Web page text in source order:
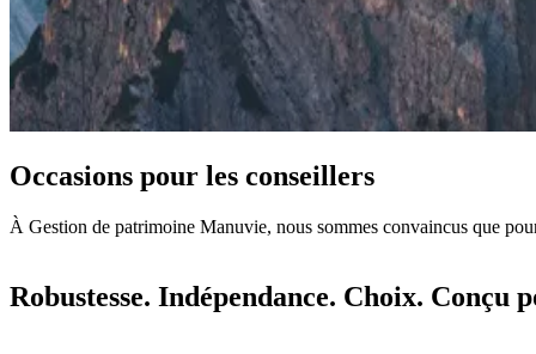
Occasions pour les conseillers
À Gestion de patrimoine Manuvie, nous sommes convaincus que
Robustesse. Indépendance. Choix. Conçu